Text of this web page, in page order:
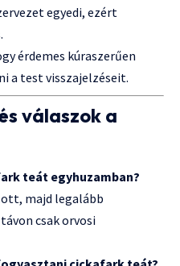
egyedi, ezért
érdemes kúraszerűen
a test visszajelzéseit.
válaszok a
teát egyhuzamban?
majd legalább
csak orvosi